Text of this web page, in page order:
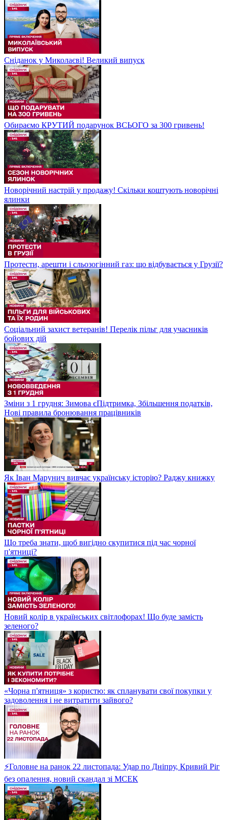
Сніданок у Миколаєві! Великий випуск
Обираємо КРУТИЙ подарунок ВСЬОГО за 300 гривень!
Новорічний настрій у продажу! Скільки коштують новорічні
ялинки
Протести, арешти і сльозогінний газ: що відбувається у Грузії?
Соціальний захист ветеранів! Перелік пільг для учасників
бойових дій
Зміни з 1 грудня: Зимова єПідтримка, Збільшення податків,
Нові правила бронювання працівників
Як Іван Марунич вивчає українську історію? Раджу книжку
Що треба знати, щоб вигідно скупитися під час чорної
п'ятниці?
Новий колір в українських світлофорах! Що буде замість
зеленого?
«Чорна п'ятниця» з користю: як спланувати свої покупки у
задоволення і не витратити зайвого?
⚡Головне на ранок 22 листопада: Удар по Дніпру, Кривий Ріг
без опалення, новий скандал зі МСЕК